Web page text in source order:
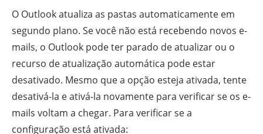
O Outlook atualiza as pastas automaticamente em
segundo plano. Se você não está recebendo novos e-
mails, o Outlook pode ter parado de atualizar ou o
recurso de atualização automática pode estar
desativado. Mesmo que a opção esteja ativada, tente
desativá-la e ativá-la novamente para verificar se os e-
mails voltam a chegar. Para verificar se a
configuração está ativada: